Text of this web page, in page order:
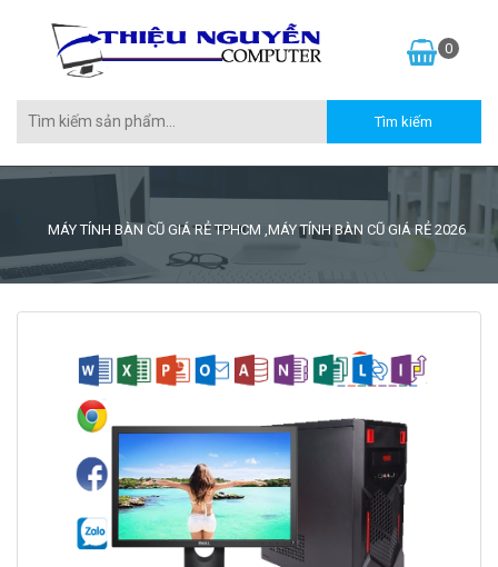
0
MÁY TÍNH BÀN CŨ GIÁ RẺ TPHCM ,MÁY TÍNH BÀN CŨ GIÁ RẺ 2026